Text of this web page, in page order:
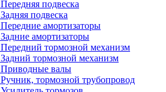
Передняя подвеска
Задняя подвеска
Передние амортизаторы
Задние амортизаторы
Передний тормозной механизм
Задний тормозной механизм
Приводные валы
Ручник, тормозной трубопровод